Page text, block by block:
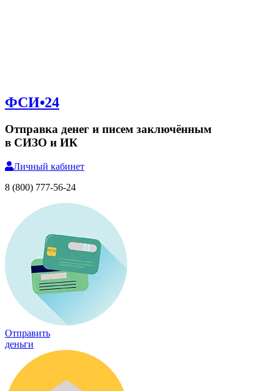
ФСИ•24
Отправка денег и писем заключённым
в СИЗО и ИК
Личный кабинет
8 (800) 777-56-24
Отправить
деньги